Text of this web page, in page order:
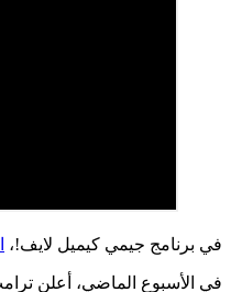
في برنامج جيمي كيميل لايف!،